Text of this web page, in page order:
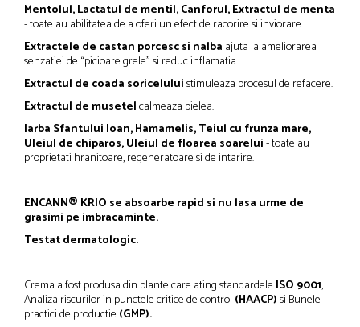
Mentolul, Lactatul de mentil, Canforul, Extractul de menta
- toate au abilitatea de a oferi un efect de racorire si inviorare.
Extractele de castan porcesc si nalba ajuta la ameliorarea
senzatiei de “picioare grele” si reduc inflamatia.
Extractul de coada soriceluluistimuleaza procesul de refacere.
Extractul de musetelcalmeaza pielea.
Iarba Sfantului Ioan, Hamamelis, Teiul cu frunza mare,
Uleiul de chiparos, Uleiul de floarea soarelui- toate au
proprietati hranitoare, regeneratoare si de intarire.
ENCANN® KRIO se absoarbe rapid si nu lasa urme de
grasimi pe imbracaminte.
Testat dermatologic.
Crema a fost produsa din plante care ating standardele ISO 9001,
Analiza riscurilor in punctele critice de control (HAACP)si Bunele
practici de productie (GMP).